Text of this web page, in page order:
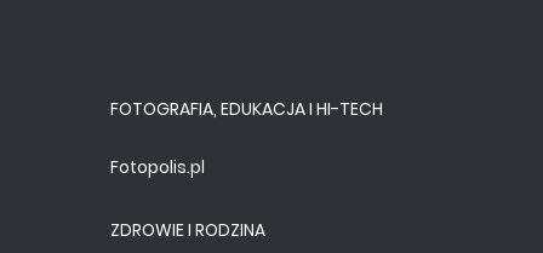
FOTOGRAFIA, EDUKACJA I HI-TECH
Fotopolis.pl
ZDROWIE I RODZINA